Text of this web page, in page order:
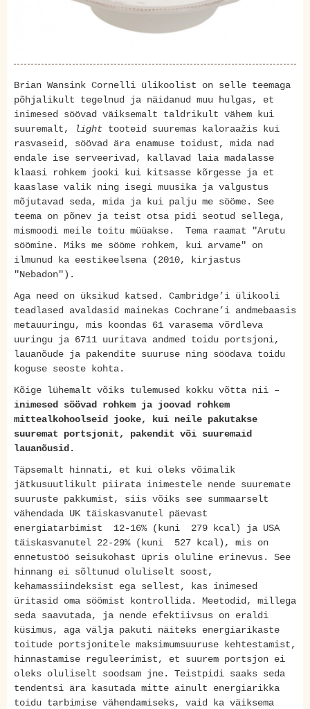
Brian Wansink Cornelli ülikoolist on selle teemaga
põhjalikult tegelnud ja näidanud muu hulgas, et
inimesed söövad väiksemalt taldrikult vähem kui
suuremalt,
light tooteid suuremas kaloraažis kui
rasvaseid, söövad ära enamuse toidust, mida nad
endale ise serveerivad, kallavad laia madalasse
klaasi rohkem jooki kui kitsasse kõrgesse ja et
kaaslase valik ning isegi muusika ja valgustus
mõjutavad seda, mida ja kui palju me sööme. See
teema on põnev ja teist otsa pidi seotud sellega,
mismoodi meile toitu müüakse. Tema raamat "Arutu
söömine. Miks me sööme rohkem, kui arvame" on
ilmunud ka eestikeelsena (2010, kirjastus
"Nebadon").
Aga need on üksikud katsed. Cambridge’i ülikooli
teadlased avaldasid mainekas Cochrane’i andmebaasis
metauuringu, mis koondas 61 varasema võrdleva
uuringu ja 6711 uuritava andmed toidu portsjoni,
lauanõude ja pakendite suuruse ning söödava toidu
koguse seoste kohta.
Kõige lühemalt võiks tulemused kokku võtta nii –
inimesed söövad rohkem ja joovad rohkem
mittealkohoolseid jooke, kui neile pakutakse
suuremat portsjonit, pakendit või suuremaid
lauanõusid.
Täpsemalt hinnati, et kui oleks võimalik
jätkusuutlikult piirata inimestele nende suuremate
suuruste pakkumist, siis võiks see summaarselt
vähendada UK täiskasvanutel päevast
energiatarbimist 12-16% (kuni 279 kcal) ja USA
täiskasvanutel 22-29% (kuni 527 kcal), mis on
ennetustöö seisukohast üpris oluline erinevus. See
hinnang ei sõltunud oluliselt soost,
kehamassiindeksist ega sellest, kas inimesed
üritasid oma söömist kontrollida. Meetodid, millega
seda saavutada, ja nende efektiivsus on eraldi
küsimus, aga välja pakuti näiteks energiarikaste
toitude portsjonitele maksimumsuuruse kehtestamist,
hinnastamise reguleerimist, et suurem portsjon ei
oleks oluliselt soodsam jne. Teistpidi saaks seda
tendentsi ära kasutada mitte ainult energiarikka
toidu tarbimise vähendamiseks, vaid ka väiksema